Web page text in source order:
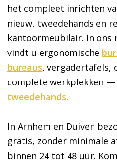
het compleet inrichten
nieuw, tweedehands en
kantoormeubilair. In ons
vindt u ergonomische
bureaus, vergadertafels,
complete werkplekken —
tweedehands.
In Arnhem en Duiven
gratis, zonder minimale
binnen 24 tot 48 uur.